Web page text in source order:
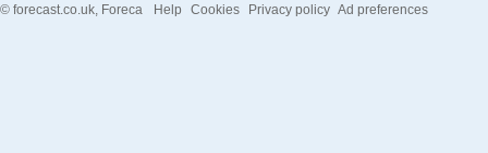
© forecast.co.uk , Foreca Help Cookies Privacy policy Ad preferences